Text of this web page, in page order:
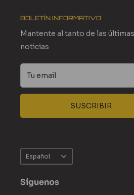
BOLETÍN INFORMATIVO
Mantente al tanto de las últimas
noticias
Tu email
SUSCRIBIR
Idioma
Español
Síguenos